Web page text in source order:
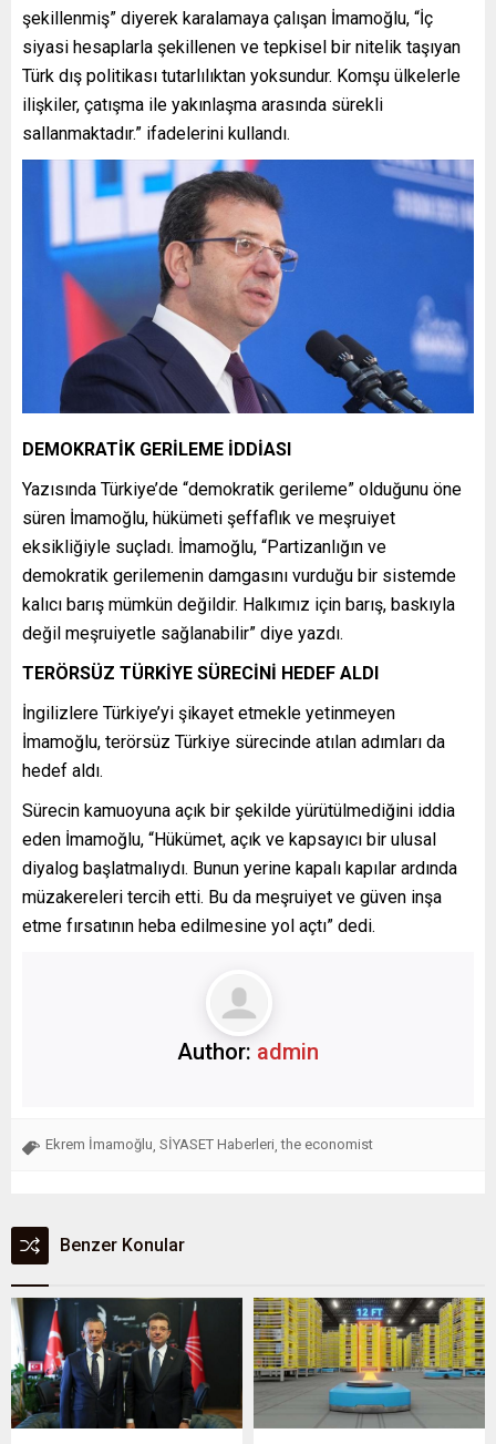
şekillenmiş” diyerek karalamaya çalışan İmamoğlu, “İç
siyasi hesaplarla şekillenen ve tepkisel bir nitelik taşıyan
Türk dış politikası tutarlılıktan yoksundur. Komşu ülkelerle
ilişkiler, çatışma ile yakınlaşma arasında sürekli
sallanmaktadır.” ifadelerini kullandı.
DEMOKRATİK GERİLEME İDDİASI
Yazısında Türkiye’de “demokratik gerileme” olduğunu öne
süren İmamoğlu, hükümeti şeffaflık ve meşruiyet
eksikliğiyle suçladı. İmamoğlu, “Partizanlığın ve
demokratik gerilemenin damgasını vurduğu bir sistemde
kalıcı barış mümkün değildir. Halkımız için barış, baskıyla
değil meşruiyetle sağlanabilir” diye yazdı.
TERÖRSÜZ TÜRKİYE SÜRECİNİ HEDEF ALDI
İngilizlere Türkiye’yi şikayet etmekle yetinmeyen
İmamoğlu, terörsüz Türkiye sürecinde atılan adımları da
hedef aldı.
Sürecin kamuoyuna açık bir şekilde yürütülmediğini iddia
eden İmamoğlu, “Hükümet, açık ve kapsayıcı bir ulusal
diyalog başlatmalıydı. Bunun yerine kapalı kapılar ardında
müzakereleri tercih etti. Bu da meşruiyet ve güven inşa
etme fırsatının heba edilmesine yol açtı” dedi.
Author: admin
Ekrem İmamoğlu, SİYASET Haberleri,the economist
Benzer Konular